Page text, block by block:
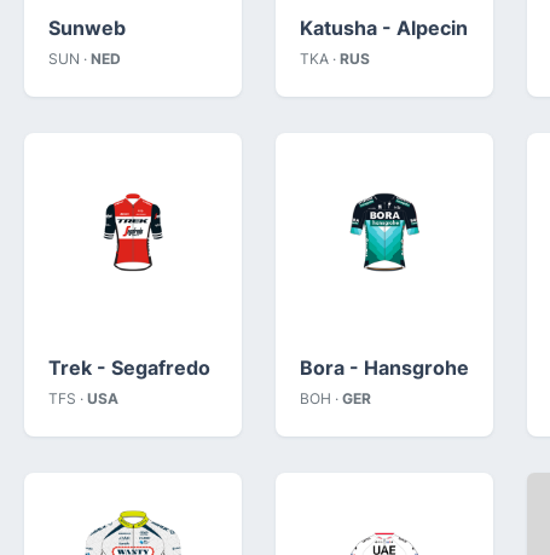
Sunweb
SUN · NED
Katusha - Alpecin
TKA · RUS
Trek - Segafredo
TFS · USA
Bora - Hansgrohe
BOH · GER